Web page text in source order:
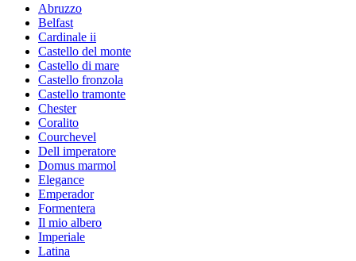
Abruzzo
Belfast
Cardinale ii
Castello del monte
Castello di mare
Castello fronzola
Castello tramonte
Chester
Coralito
Courchevel
Dell imperatore
Domus marmol
Elegance
Emperador
Formentera
Il mio albero
Imperiale
Latina